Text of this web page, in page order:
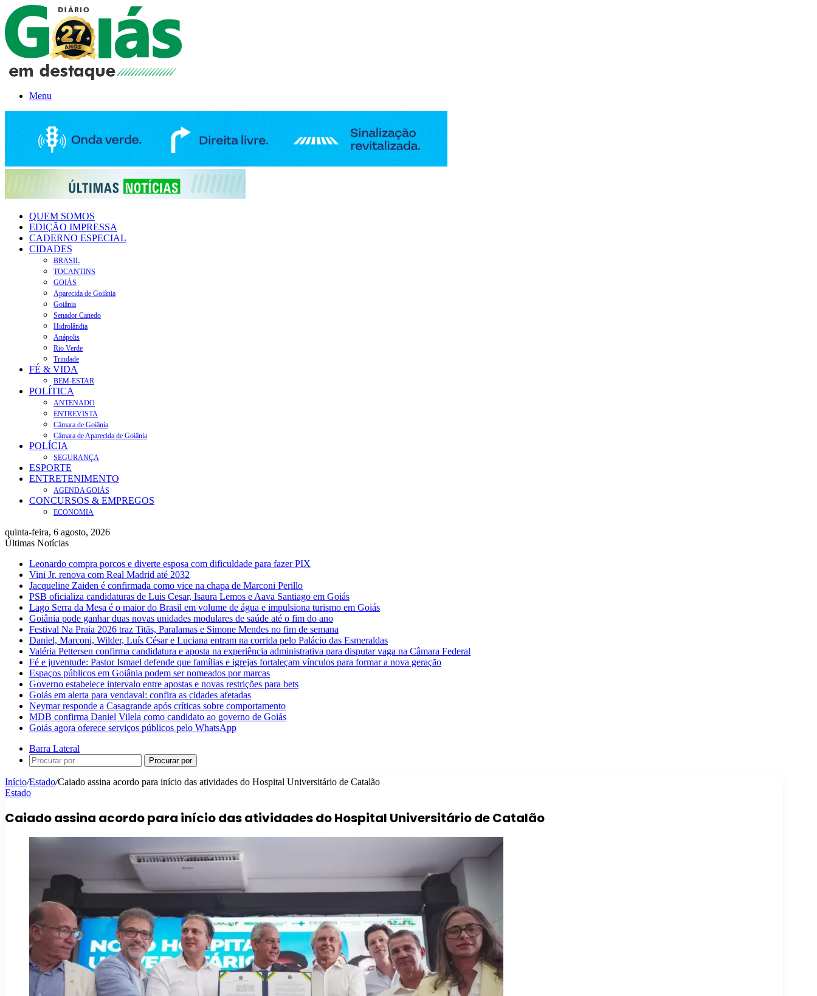
Menu
QUEM SOMOS
EDIÇÃO IMPRESSA
CADERNO ESPECIAL
CIDADES
BRASIL
TOCANTINS
GOIÁS
Aparecida de Goiânia
Goiânia
Senador Canedo
Hidrolândia
Anápolis
Rio Verde
Trindade
FÉ & VIDA
BEM-ESTAR
POLÍTICA
ANTENADO
ENTREVISTA
Câmara de Goiânia
Câmara de Aparecida de Goiânia
POLÍCIA
SEGURANÇA
ESPORTE
ENTRETENIMENTO
AGENDA GOIÁS
CONCURSOS & EMPREGOS
ECONOMIA
quinta-feira, 6 agosto, 2026
Últimas Notícias
Leonardo compra porcos e diverte esposa com dificuldade para fazer PIX
Vini Jr. renova com Real Madrid até 2032
Jacqueline Zaiden é confirmada como vice na chapa de Marconi Perillo
PSB oficializa candidaturas de Luis Cesar, Isaura Lemos e Aava Santiago em Goiás
Lago Serra da Mesa é o maior do Brasil em volume de água e impulsiona turismo em Goiás
Goiânia pode ganhar duas novas unidades modulares de saúde até o fim do ano
Festival Na Praia 2026 traz Titãs, Paralamas e Simone Mendes no fim de semana
Daniel, Marconi, Wilder, Luís César e Luciana entram na corrida pelo Palácio das Esmeraldas
Valéria Pettersen confirma candidatura e aposta na experiência administrativa para disputar vaga na Câmara Federal
Fé e juventude: Pastor Ismael defende que famílias e igrejas fortaleçam vínculos para formar a nova geração
Espaços públicos em Goiânia podem ser nomeados por marcas
Governo estabelece intervalo entre apostas e novas restrições para bets
Goiás em alerta para vendaval: confira as cidades afetadas
Neymar responde a Casagrande após críticas sobre comportamento
MDB confirma Daniel Vilela como candidato ao governo de Goiás
Goiás agora oferece serviços públicos pelo WhatsApp
Barra Lateral
Procurar por
Início/Estado/Caiado assina acordo para início das atividades do Hospital Universitário de Catalão
Estado
Caiado assina acordo para início das atividades do Hospital Universitário de Catalão